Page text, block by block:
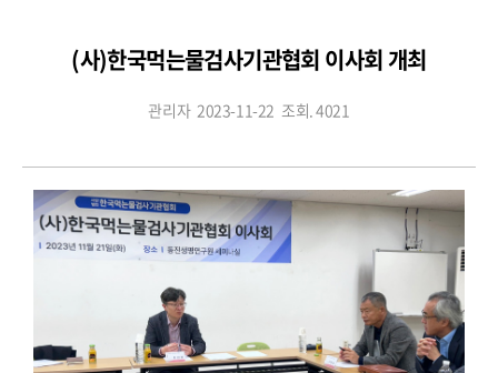
(사)한국먹는물검사기관협회 이사회 개최
관리자 2023-11-22 조회. 4021